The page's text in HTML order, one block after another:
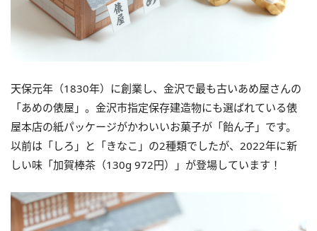
天保元年（1830年）に創業し、金沢で最も古いあめ屋さんの
「あめの俵屋」。金沢市指定保存建造物にも選ばれている俵
屋本店の紙パッケージがかわいいお菓子が「飴ん子」です。
以前は「しろ」と「きなこ」の2種類でしたが、2022年に新
しい味「加賀棒茶（130g 972円）」が登場しています！